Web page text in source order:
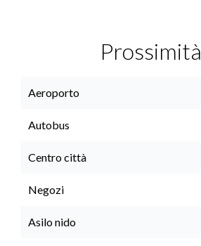
Prossimità
Aeroporto
Autobus
Centro città
Negozi
Asilo nido